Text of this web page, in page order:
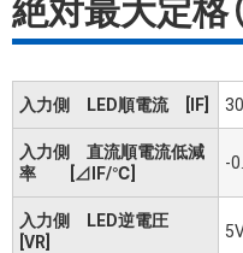
絶対最大定格
入力側 LED順電流 [IF]
入力側 直流順電流低減
率 [⊿IF/℃]
-
入力側 LED逆電圧
[VR]